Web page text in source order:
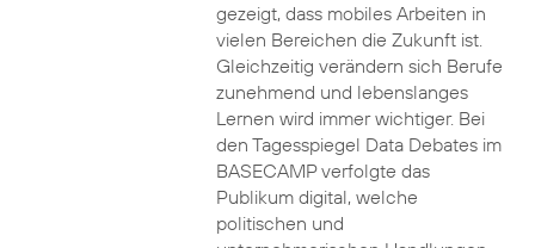
gezeigt, dass mobiles Arbeiten in
vielen Bereichen die Zukunft ist.
Gleichzeitig verändern sich Berufe
zunehmend und lebenslanges
Lernen wird immer wichtiger. Bei
den Tagesspiegel Data Debates im
BASECAMP verfolgte das
Publikum digital, welche
politischen und